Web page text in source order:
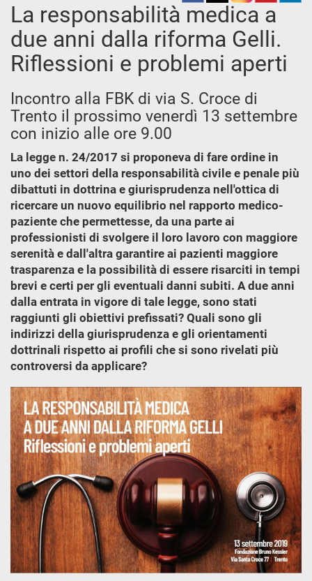
La responsabilità medica a
due anni dalla riforma Gelli.
Riflessioni e problemi aperti
Incontro alla FBK di via S. Croce di
Trento il prossimo venerdì 13 settembre
con inizio alle ore 9.00
La legge n. 24/2017 si proponeva di fare ordine in
uno dei settori della responsabilità civile e penale più
dibattuti in dottrina e giurisprudenza nell'ottica di
ricercare un nuovo equilibrio nel rapporto medico-
paziente che permettesse, da una parte ai
professionisti di svolgere il loro lavoro con maggiore
serenità e dall'altra garantire ai pazienti maggiore
trasparenza e la possibilità di essere risarciti in tempi
brevi e certi per gli eventuali danni subiti. A due anni
dalla entrata in vigore di tale legge, sono stati
raggiunti gli obiettivi prefissati? Quali sono gli
indirizzi della giurisprudenza e gli orientamenti
dottrinali rispetto ai profili che si sono rivelati più
controversi da applicare?